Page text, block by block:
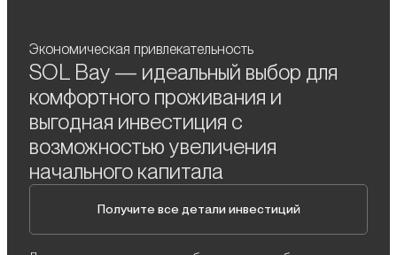
Экономическая привлекательность
SOL Bay — идеальный выбор для
комфортного проживания и
выгодная инвестиция с
возможностью увеличения
начального капитала
Получите все детали инвестиций